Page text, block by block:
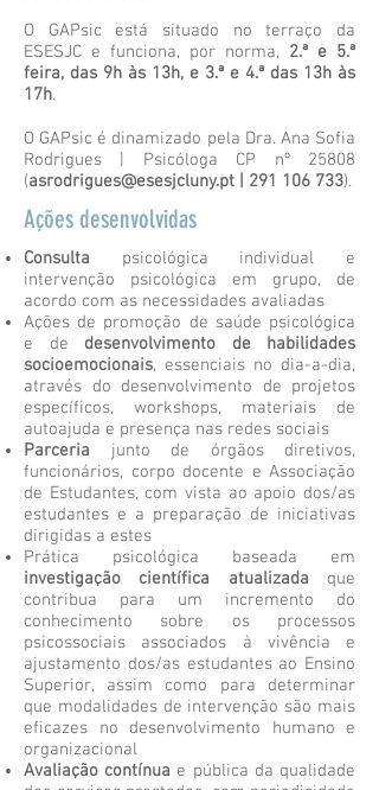
O GAPsic está situado no terraço da
ESESJC e funciona, por norma, 2.ª e 5.ª
feira, das 9h às 13h, e 3.ª e 4.ª das 13h às
17h.
O GAPsic é dinamizado pela Dra. Ana Sofia
Rodrigues | Psicóloga CP nº 25808
(asrodrigues@esesjcluny.pt 291 106 733).
Ações desenvolvidas
Consulta psicológica individual e
intervenção psicológica em grupo, de
acordo com as necessidades avaliadas
Ações de promoção de saúde psicológica
e de desenvolvimento de habilidades
socioemocionais, essenciais no dia-a-dia,
através do desenvolvimento de projetos
específicos, workshops, materiais de
autoajuda e presença nas redes sociais
Parceria junto de órgãos diretivos,
funcionários, corpo docente e Associação
de Estudantes, com vista ao apoio dos/as
estudantes e a preparação de iniciativas
dirigidas a estes
Prática psicológica baseada em
investigação científica atualizada que
contribua para um incremento do
conhecimento sobre os processos
psicossociais associados à vivência e
ajustamento dos/as estudantes ao Ensino
Superior, assim como para determinar
que modalidades de intervenção são mais
eficazes no desenvolvimento humano e
organizacional
Avaliação contínua e pública da qualidade